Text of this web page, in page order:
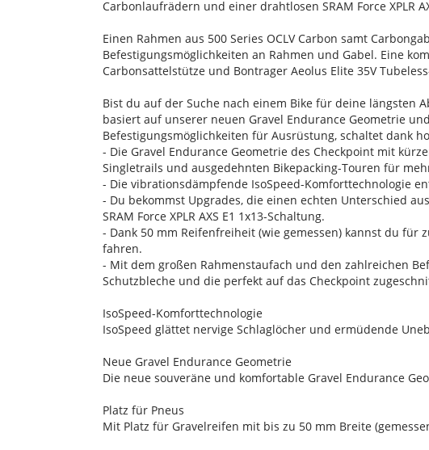
Carbonlaufrädern und einer drahtlosen SRAM Force XPLR
Einen Rahmen aus 500 Series OCLV Carbon samt
Befestigungsmöglichkeiten an Rahmen und Gabel. Eine
Carbonsattelstütze und Bontrager Aeolus Elite 35V
Bist du auf der Suche nach einem Bike für deine längsten
basiert auf unserer neuen Gravel Endurance Geometrie
Befestigungsmöglichkeiten für Ausrüstung, schaltet dank
- Die Gravel Endurance Geometrie des Checkpoint mit
Singletrails und ausgedehnten Bikepacking-Touren für
- Die vibrationsdämpfende IsoSpeed-Komforttechnologie
- Du bekommst Upgrades, die einen echten Unterschied
SRAM Force XPLR AXS E1 1x13-Schaltung.
- Dank 50 mm Reifenfreiheit (wie gemessen) kannst du
fahren.
- Mit dem großen Rahmenstaufach und den zahlreichen
Schutzbleche und die perfekt auf das Checkpoint
IsoSpeed-Komforttechnologie
IsoSpeed glättet nervige Schlaglöcher und ermüdende
Neue Gravel Endurance Geometrie
Die neue souveräne und komfortable Gravel Endurance
Platz für Pneus
Mit Platz für Gravelreifen mit bis zu 50 mm Breite